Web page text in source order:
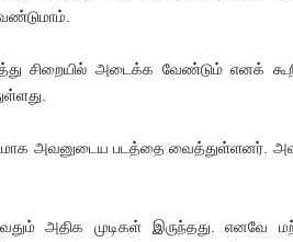
சிறையில் அடைக்க வேண்டும் எனக்
அவனுடைய படத்தை வைத்துள்ளனர்.
அதிக முடிகள் இருந்தது.